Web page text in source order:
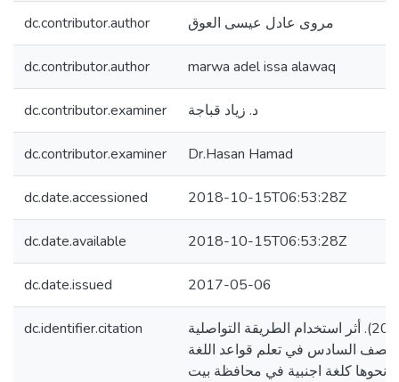
dc.contributor.author مروى عادل عيسى العوق
dc.contributor.author marwa adel issa alawaq
dc.contributor.examiner د. زياد قباجة
dc.contributor.examiner Dr.Hasan Hamad
dc.date.accessioned 2018-10-15T06:53:28Z
dc.date.available 2018-10-15T06:53:28Z
dc.date.issued 2017-05-06
dc.identifier.citation
العوق، مروى عادل. (2017). أثر استخدام الطريقة التواصلية
السادس في تعلم قواعد اللغة
نحوها كلغة اجنبية في محافظة بيت